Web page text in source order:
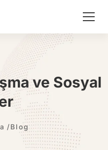
ve Sosyal
Blog